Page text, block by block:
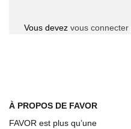
Vous devez vous connecter
À PROPOS DE FAVOR
FAVOR est plus qu’une